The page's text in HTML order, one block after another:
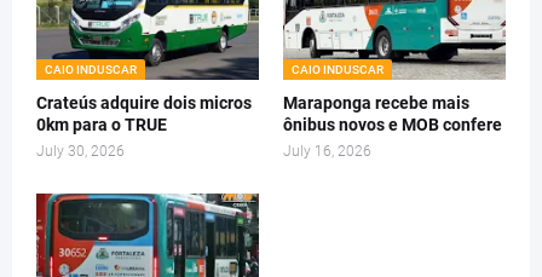
CAIO INDUSCAR
Crateús adquire dois micros
0km para o TRUE
July 30, 2026
CAIO INDUSCAR
Maraponga recebe mais
ônibus novos e MOB confere
July 16, 2026